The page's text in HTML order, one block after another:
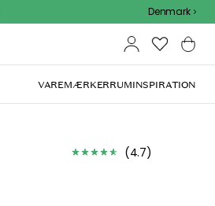
Outdoor Sale - 15% EXTRA rabat med kode
Denmark
VAREMÆRKERRUMINSPIRATION